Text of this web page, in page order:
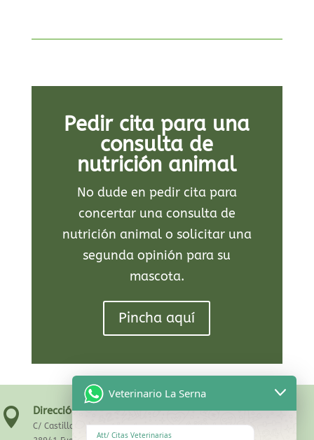
Pedir cita para una
consulta de
nutrición animal
No dude en pedir cita para
concertar una consulta de
nutrición animal o solicitar una
segunda opinión para su
mascota.
Pincha aquí
 Dirección:
C/ Castilla la Nueva ,43
Veterinario La Serna
Att/ Citas Veterinarias